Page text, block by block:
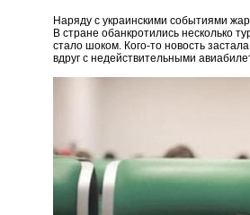
Наряду с украинскими событиями
В стране обанкротились несколько
стало шоком. Кого-то новость
вдруг с недействительными